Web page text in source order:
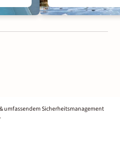
umfassendem Sicherheitsmanagement